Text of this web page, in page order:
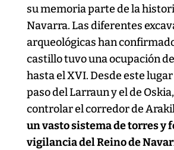
su memoria parte de la
Navarra. Las diferentes
arqueológicas han
castillo tuvo una ocupación
hasta el XVI. Desde este
paso del Larraun y el de
controlar el corredor de
un vasto sistema de torres y
vigilancia del Reino de